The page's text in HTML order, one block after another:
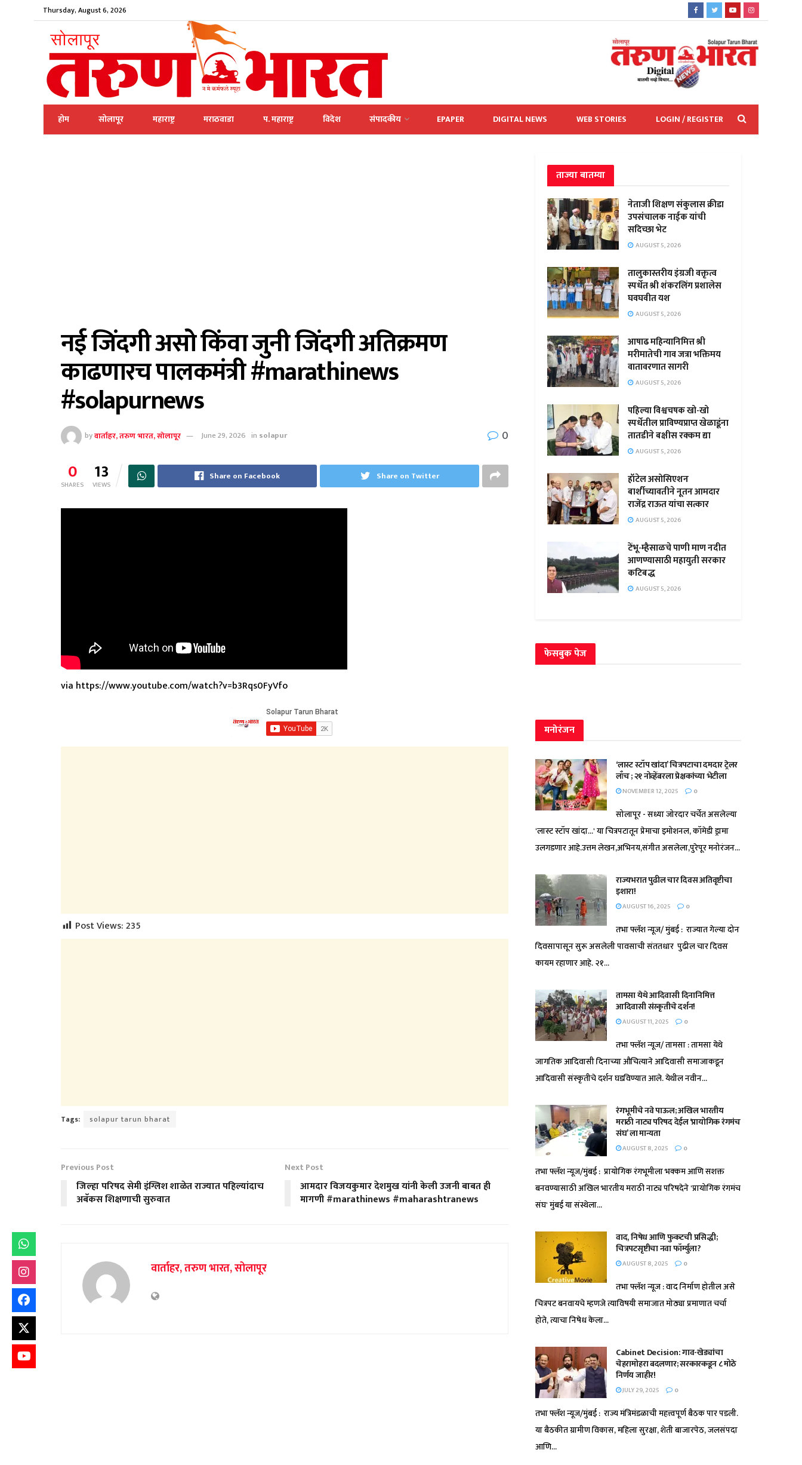
Thursday, August 6, 2026
होम सोलापूर महाराष्ट्र मराठवाडा प. महाराष्ट्र विदेश संपादकीय EPAPER DIGITAL NEWS WEB STORIES LOGIN / REGISTER
नई जिंदगी असो किंवा जुनी जिंदगी अतिक्रमण
काढणारच पालकमंत्री #marathinews
#solapurnews
byवार्ताहर, तरुण भारत, सोलापूर June 29, 2026 in solapur 0
0
SHARES 13
VIEWS
Share on Facebook Share on Twitter
via https://www.youtube.com/watch?v=b3Rqs0FyVfo
Post Views:235
Tags: solapur tarun bharat
Previous Post
जिल्हा परिषद सेमी इंग्लिश शाळेत राज्यात पहिल्यांदाच
अबॅकस शिक्षणाची सुरुवात
Next Post
आमदार विजयकुमार देशमुख यांनी केली उजनी बाबत ही
मागणी #marathinews #maharashtranews
वार्ताहर, तरुण भारत, सोलापूर
ताज्या बातम्या
नेताजी शिक्षण संकुलास क्रीडा
उपसंचालक नाईक यांची
सदिच्छा भेट
AUGUST 5, 2026
तालुकास्तरीय इंग्रजी वक्तृत्व
स्पर्धेत श्री शंकरलिंग प्रशालेस
घवघवीत यश
AUGUST 5, 2026
आषाढ महिन्यानिमित्त श्री
मरीमातेची गाव जत्रा भक्तिमय
वातावरणात सागरी
AUGUST 5, 2026
पहिल्या विश्वचषक खो-खो
स्पर्धेतील प्राविण्यप्राप्त खेळाडूंना
तातडीने बक्षीस रक्कम द्या
AUGUST 5, 2026
हॉटेल असोसिएशन
बार्शीच्यावतीने नूतन आमदार
राजेंद्र राऊत यांचा सत्कार
AUGUST 5, 2026
टेंभू-म्हैसाळचे पाणी माण नदीत
आणण्यासाठी महायुती सरकार
कटिबद्ध
AUGUST 5, 2026
फेसबुक पेज
मनोरंजन
‘लास्ट स्टॉप खांदा’ चित्रपटाचा दमदार ट्रेलर
लाँच ; २१ नोव्हेंबरला प्रेक्षकांच्या भेटीला
NOVEMBER 12, 2025 0
सोलापूर - सध्या जोरदार चर्चेत असलेल्या
'लास्ट स्टॉप खांदा...' या चित्रपटातून प्रेमाचा इमोशनल, कॉमेडी ड्रामा
उलगडणार आहे.उत्तम लेखन,अभिनय,संगीत असलेला,पुरेपूर मनोरंजन...
राज्यभरात पुढील चार दिवस अतिवृष्टीचा
इशारा!
AUGUST 16, 2025 0
तभा फ्लॅश न्यूज/ मुंबई : राज्यात गेल्या दोन
दिवसापासून सुरू असलेली पावसाची संततधार पुढील चार दिवस
कायम रहाणार आहे. २१...
तामसा येथे आदिवासी दिनानिमित्त
आदिवासी संस्कृतीचे दर्शन!
AUGUST 11, 2025 0
तभा फ्लॅश न्यूज/ तामसा : तामसा येथे
जागतिक आदिवासी दिनाच्या औचित्याने आदिवासी समाजाकडून
आदिवासी संस्कृतीचे दर्शन घडविण्यात आले. येथील नवीन...
रंगभूमीचे नवे पाऊल; अखिल भारतीय
मराठी नाट्य परिषद देईल ‘प्रायोगिक रंगमंच
संघ’ ला मान्यता
AUGUST 8, 2025 0
तभा फ्लॅश न्यूज/मुंबई : प्रायोगिक रंगभूमीला भक्कम आणि सशक्त
बनवण्यासाठी अखिल भारतीय मराठी नाट्य परिषदेने 'प्रायोगिक रंगमंच
संघ' मुंबई या संस्थेला...
वाद, निषेध आणि फुकटची प्रसिद्धी;
चित्रपटसृष्टीचा नवा फॉर्म्युला?
AUGUST 8, 2025 0
तभा फ्लॅश न्यूज : वाद निर्माण होतील असे
चित्रपट बनवायचे म्हणजे त्याविषयी समाजात मोठ्या प्रमाणात चर्चा
होते, त्याचा निषेध केला...
Cabinet Decision: गाव-खेड्यांचा
चेहरामोहरा बदलणार; सरकारकडून ८ मोठे
निर्णय जाहीर!
JULY 29, 2025 0
तभा फ्लॅश न्यूज/मुंबई : राज्य मंत्रिमंडळाची महत्त्वपूर्ण बैठक पार पडली.
या बैठकीत ग्रामीण विकास, महिला सुरक्षा, शेती बाजारपेठ, जलसंपदा
आणि...